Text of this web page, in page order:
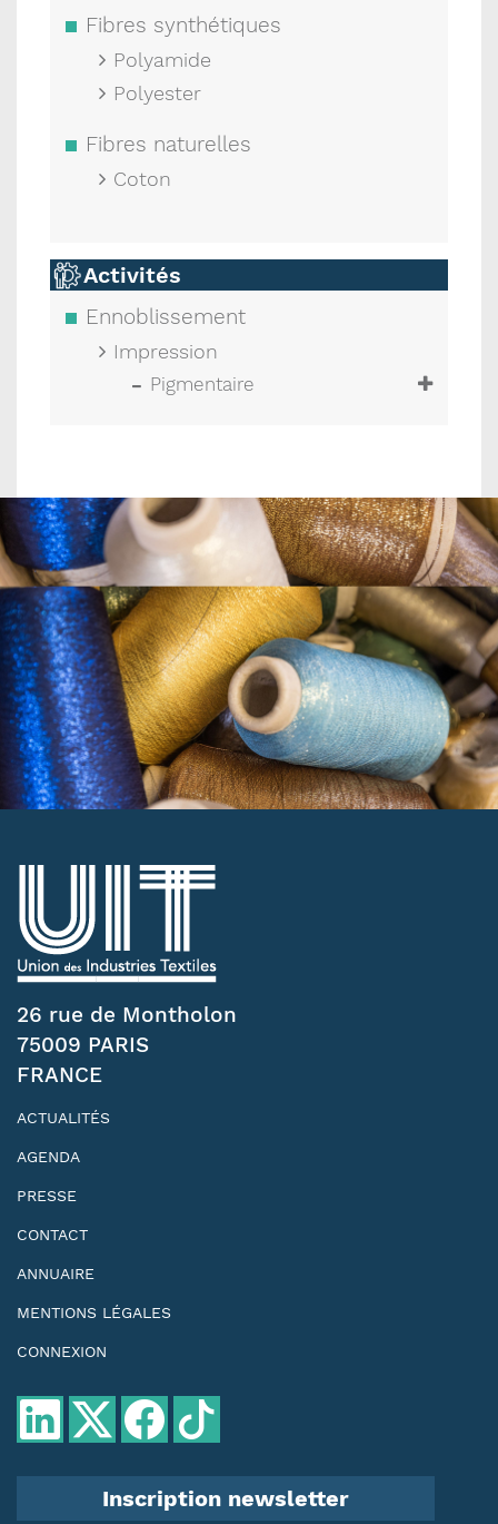
Fibres synthétiques
Polyamide
Polyester
Fibres naturelles
Coton
Activités
Ennoblissement
Impression
Pigmentaire
26 rue de Montholon
75009 PARIS
FRANCE
ACTUALITÉS
AGENDA
PRESSE
CONTACT
ANNUAIRE
MENTIONS LÉGALES
CONNEXION
Inscription newsletter